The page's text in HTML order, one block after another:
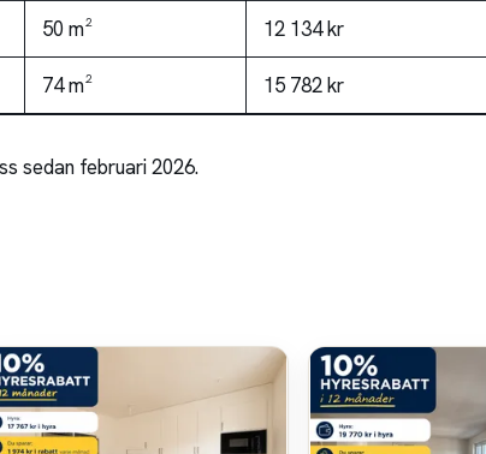
50 m² 12 134 kr
74 m² 15 782 kr
sedan februari 2026.